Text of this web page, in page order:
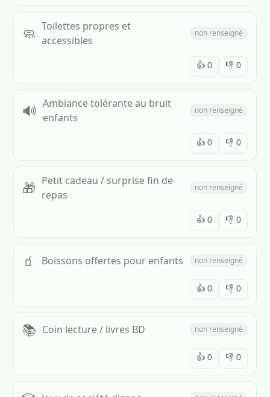
🧼 Toilettes propres et
accessibles
non renseigné
👍 0 👎 0
🔊 Ambiance tolérante au bruit
enfants
non renseigné
👍 0 👎 0
🎁 Petit cadeau / surprise fin de
repas
non renseigné
👍 0 👎 0
🧃 Boissons offertes pour enfants non renseigné
👍 0 👎 0
📚 Coin lecture / livres BD non renseigné
👍 0 👎 0